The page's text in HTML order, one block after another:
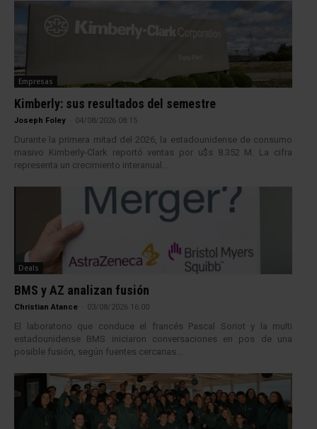
Empresas
Kimberly: sus resultados del semestre
Joseph Foley 04/08/2026 08:15
Durante la primera mitad del 2026, la estadounidense de consumo
masivo Kimberly-Clark reportó ventas por u$s 8.352 M. La cifra
representa un crecimiento interanual...
Deals
BMS y AZ analizan fusión
Christian Atance 03/08/2026 16:00
El laboratorio que conduce el francés Pascal Soriot y la multi
estadounidense BMS iniciaron conversaciones en pos de una
posible fusión, según fuentes cercanas...